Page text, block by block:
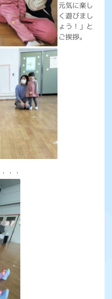
元気に楽し
く遊びまし
ょう！」と
ご挨拶。
・・